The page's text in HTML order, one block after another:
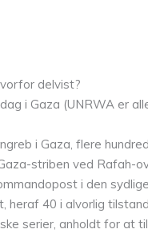
delvist?
i Gaza (UNRWA er
i Gaza, flere
striben ved Rafah-
i den
heraf 40 i alvorlig tilstand
serier, anholdt for at